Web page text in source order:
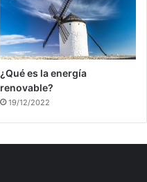
¿Qué es la energía
renovable?
19/12/2022